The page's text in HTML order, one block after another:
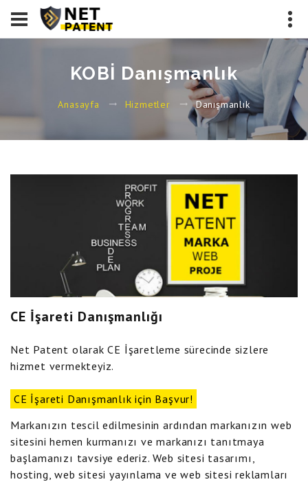
KOBİ Danışmanlık
Anasayfa Hizmetler Danışmanlık
CE İşareti Danışmanlığı
Net Patent olarak CE İşaretleme sürecinde sizlere
hizmet vermekteyiz.
CE İşareti Danışmanlık için Başvur!
Markanızın tescil edilmesinin ardından markanızın web
sitesini hemen kurmanızı ve markanızı tanıtmaya
başlamanızı tavsiye ederiz. Web sitesi tasarımı,
hosting, web sitesi yayınlama ve web sitesi reklamları